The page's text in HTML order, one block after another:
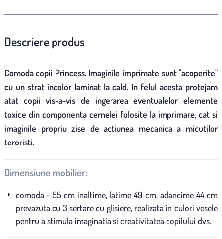
Descriere produs
Comoda copii Princess. Imaginile imprimate sunt "acoperite"
cu un strat incolor laminat la cald. In felul acesta protejam
atat copii vis~a~vis de ingerarea eventualelor elemente
toxice din componenta cernelei folosite la imprimare, cat si
imaginile propriu zise de actiunea mecanica a micutilor
teroristi.
Dimensiune mobilier:
comoda ~ 55 cm inaltime, latime 49 cm, adancime 44 cm
prevazuta cu 3 sertare cu glisiere, realizata in culori vesele
pentru a stimula imaginatia si creativitatea copilului dvs.